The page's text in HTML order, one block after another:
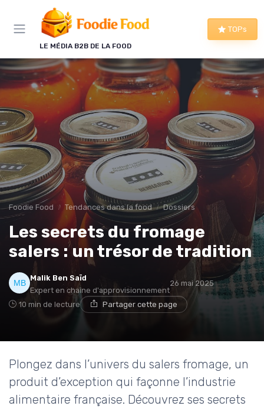
LE MÉDIA B2B DE LA FOOD
TOPs
Foodie Food Tendances dans la food Dossiers
Les secrets du fromage
salers : un trésor de tradition
Malik Ben Saïd
Expert en chaîne d'approvisionnement
26 mai 2025
10 min de lecture Partager cette page
Plongez dans l’univers du salers fromage, un
produit d’exception qui façonne l’industrie
alimentaire française. Découvrez ses secrets
Panneau de gestion des cookies